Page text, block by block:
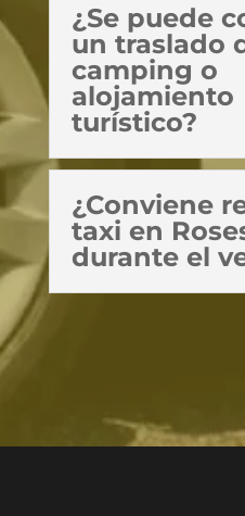
¿Se puede
un traslado
camping o
alojamiento
turístico?
¿Conviene
taxi en
durante el